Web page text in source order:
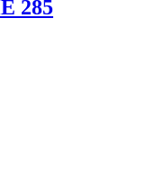
285